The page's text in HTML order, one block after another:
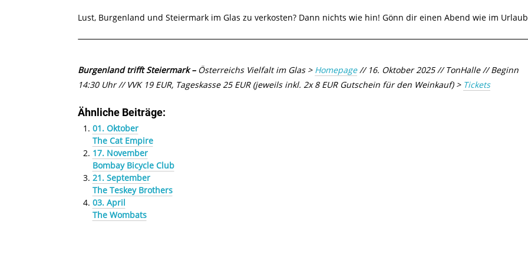
Lust, Burgenland und Steiermark im Glas zu verkosten? Dann nichts wie hin! Gönn dir einen Abend wie im
Burgenland trifft Steiermark – Österreichs Vielfalt im Glas > Homepage// 16. Oktober 2025 // TonHalle // Beginn
14:30 Uhr // VVK 19 EUR, Tageskasse 25 EUR (jeweils inkl. 2x 8 EUR Gutschein für den Weinkauf) > Tickets
Ähnliche Beiträge:
01. Oktober
The Cat Empire
17. November
Bombay Bicycle Club
21. September
The Teskey Brothers
03. April
The Wombats